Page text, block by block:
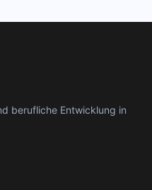
berufliche Entwicklung in